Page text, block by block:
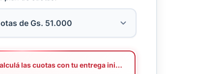
Calculá las cuotas con tu entrega inicial